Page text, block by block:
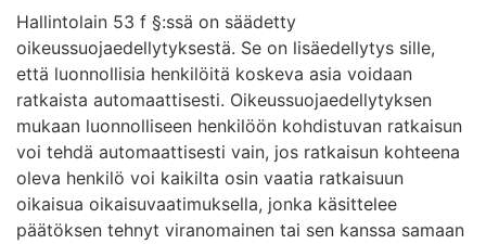
Hallintolain 53 f §:ssä on säädetty
oikeussuojaedellytyksestä. Se on lisäedellytys sille,
että luonnollisia henkilöitä koskeva asia voidaan
ratkaista automaattisesti. Oikeussuojaedellytyksen
mukaan luonnolliseen henkilöön kohdistuvan ratkaisun
voi tehdä automaattisesti vain, jos ratkaisun kohteena
oleva henkilö voi kaikilta osin vaatia ratkaisuun
oikaisua oikaisuvaatimuksella, jonka käsittelee
päätöksen tehnyt viranomainen tai sen kanssa samaan